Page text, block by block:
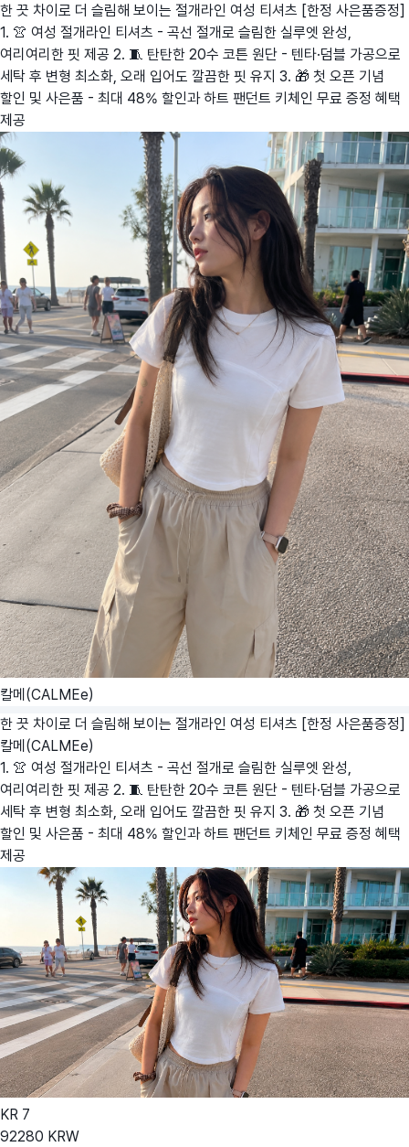
한 끗 차이로 더 슬림해 보이는 절개라인 여성 티셔츠 [한정 사은품증정]
1. 👚 여성 절개라인 티셔츠 - 곡선 절개로 슬림한 실루엣 완성,
여리여리한 핏 제공 2. 🧵 탄탄한 20수 코튼 원단 - 텐타·덤블 가공으로
세탁 후 변형 최소화, 오래 입어도 깔끔한 핏 유지 3. 🎁 첫 오픈 기념
할인 및 사은품 - 최대 48% 할인과 하트 팬던트 키체인 무료 증정 혜택
제공
칼메(CALMEe)
한 끗 차이로 더 슬림해 보이는 절개라인 여성 티셔츠 [한정 사은품증정]
칼메(CALMEe)
1. 👚 여성 절개라인 티셔츠 - 곡선 절개로 슬림한 실루엣 완성,
여리여리한 핏 제공 2. 🧵 탄탄한 20수 코튼 원단 - 텐타·덤블 가공으로
세탁 후 변형 최소화, 오래 입어도 깔끔한 핏 유지 3. 🎁 첫 오픈 기념
할인 및 사은품 - 최대 48% 할인과 하트 팬던트 키체인 무료 증정 혜택
제공
KR 7
92280 KRW